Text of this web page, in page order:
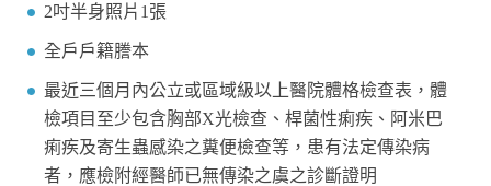
2吋半身照片1張
全戶戶籍謄本
最近三個月內公立或區域級以上醫院體格檢查表，體
檢項目至少包含胸部X光檢查、桿菌性痢疾、阿米巴
痢疾及寄生蟲感染之糞便檢查等，患有法定傳染病
者，應檢附經醫師已無傳染之虞之診斷證明